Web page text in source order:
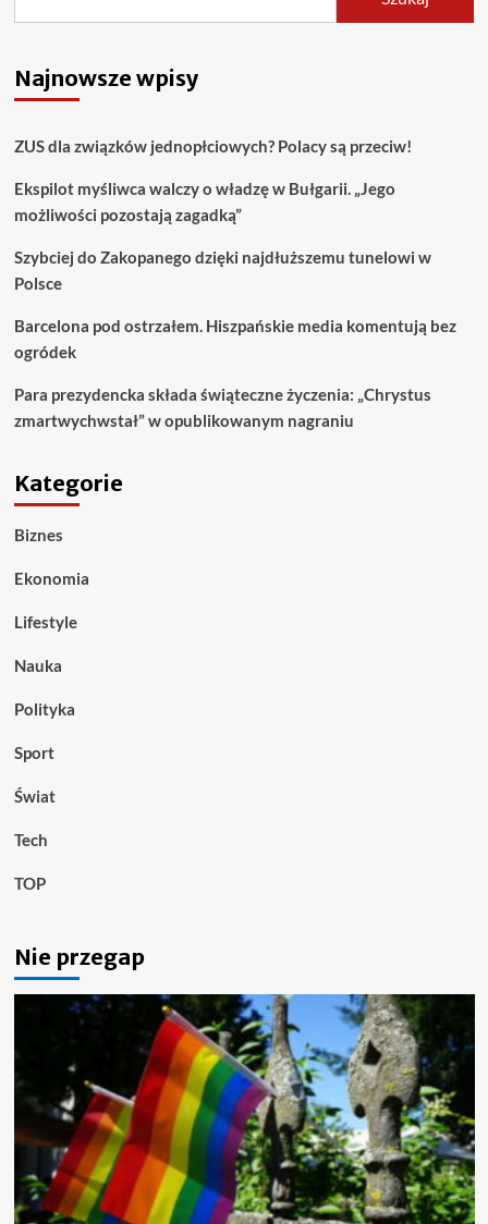
Najnowsze wpisy
ZUS dla związków jednopłciowych? Polacy są przeciw!
Ekspilot myśliwca walczy o władzę w Bułgarii. „Jego
możliwości pozostają zagadką”
Szybciej do Zakopanego dzięki najdłuższemu tunelowi w
Polsce
Barcelona pod ostrzałem. Hiszpańskie media komentują bez
ogródek
Para prezydencka składa świąteczne życzenia: „Chrystus
zmartwychwstał” w opublikowanym nagraniu
Kategorie
Biznes
Ekonomia
Lifestyle
Nauka
Polityka
Sport
Świat
Tech
TOP
Nie przegap